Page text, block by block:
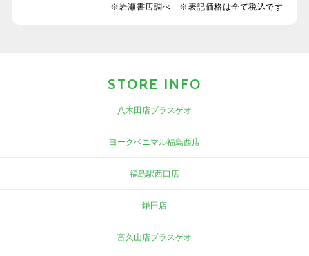
※岩瀬書店調べ ※表記価格は全て税込です
STORE INFO
八木田店プラスゲオ
ヨークベニマル福島西店
福島駅西口店
鎌田店
富久山店プラスゲオ